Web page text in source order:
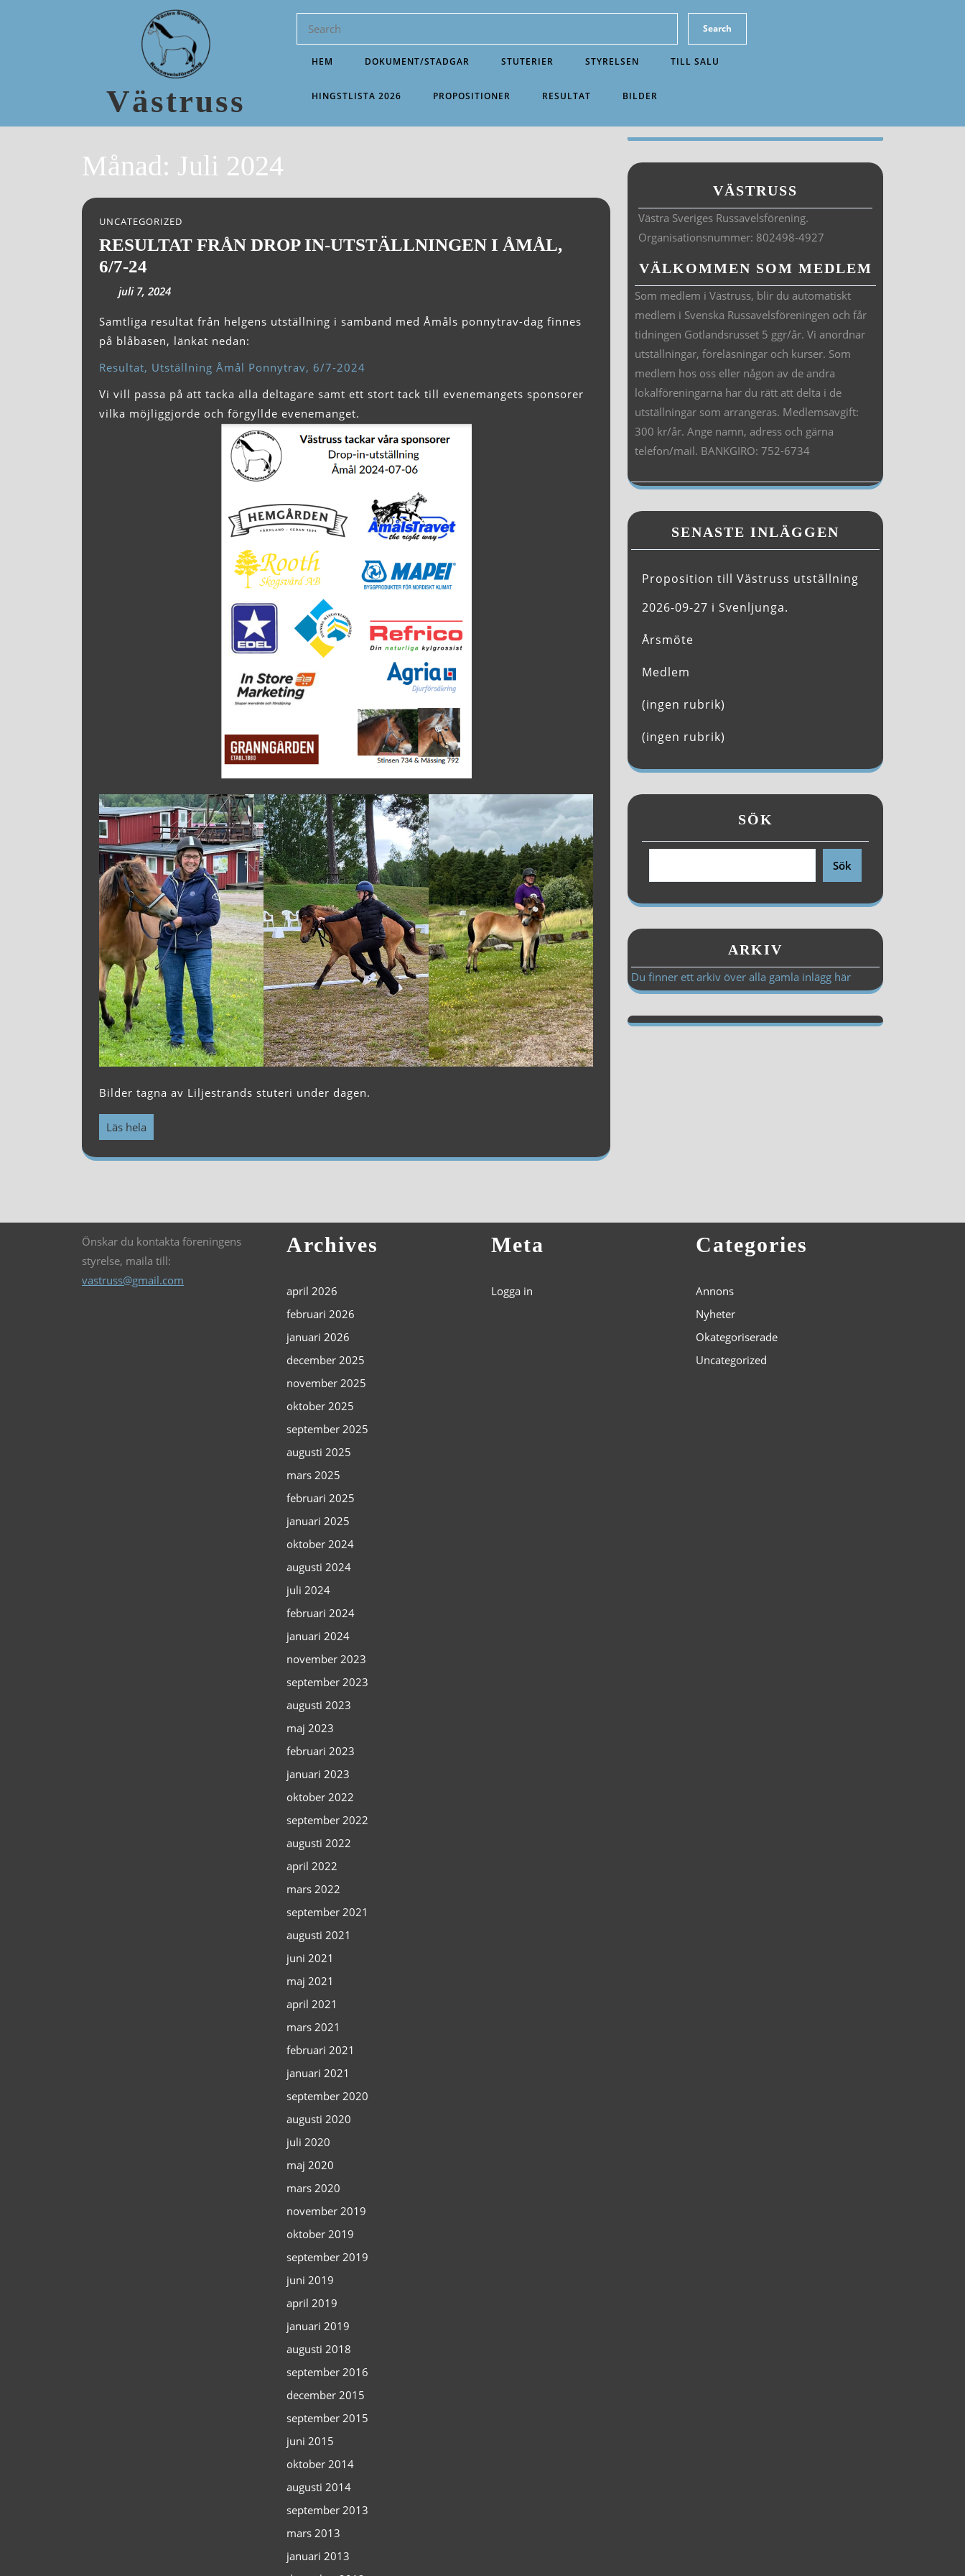
Västruss
HEM DOKUMENT/STADGAR STUTERIER STYRELSEN TILL SALU
HINGSTLISTA 2026 PROPOSITIONER RESULTAT BILDER
Månad: Juli 2024
UNCATEGORIZED
RESULTAT FRÅN DROP IN-UTSTÄLLNINGEN I ÅMÅL,
6/7-24
juli 7, 2024
Samtliga resultat från helgens utställning i samband med Åmåls ponnytrav-dag finnes
på blåbasen, länkat nedan:
Resultat, Utställning Åmål Ponnytrav, 6/7-2024
Vi vill passa på att tacka alla deltagare samt ett stort tack till evenemangets sponsorer
vilka möjliggjorde och förgyllde evenemanget.
Bilder tagna av Liljestrands stuteri under dagen.
Läs hela
VÄSTRUSS
Västra Sveriges Russavelsförening.
Organisationsnummer: 802498-4927
VÄLKOMMEN SOM MEDLEM
Som medlem i Västruss, blir du automatiskt
medlem i Svenska Russavelsföreningen och får
tidningen Gotlandsrusset 5 ggr/år. Vi anordnar
utställningar, föreläsningar och kurser. Som
medlem hos oss eller någon av de andra
lokalföreningarna har du rätt att delta i de
utställningar som arrangeras. Medlemsavgift:
300 kr/år. Ange namn, adress och gärna
telefon/mail. BANKGIRO: 752-6734
SENASTE INLÄGGEN
Proposition till Västruss utställning
2026-09-27 i Svenljunga.
Årsmöte
Medlem
(ingen rubrik)
(ingen rubrik)
SÖK
Sök
ARKIV
Du finner ett arkiv över alla gamla inlägg här
Önskar du kontakta föreningens
styrelse, maila till:
vastruss@gmail.com
Archives
april 2026
februari 2026
januari 2026
december 2025
november 2025
oktober 2025
september 2025
augusti 2025
mars 2025
februari 2025
januari 2025
oktober 2024
augusti 2024
juli 2024
februari 2024
januari 2024
november 2023
september 2023
augusti 2023
maj 2023
februari 2023
januari 2023
oktober 2022
september 2022
augusti 2022
april 2022
mars 2022
september 2021
augusti 2021
juni 2021
maj 2021
april 2021
mars 2021
februari 2021
januari 2021
september 2020
augusti 2020
juli 2020
maj 2020
mars 2020
november 2019
oktober 2019
september 2019
juni 2019
april 2019
januari 2019
augusti 2018
september 2016
december 2015
september 2015
juni 2015
oktober 2014
augusti 2014
september 2013
mars 2013
januari 2013
Meta
Logga in
Categories
Annons
Nyheter
Okategoriserade
Uncategorized